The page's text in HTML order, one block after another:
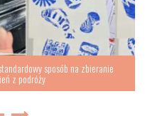
sposób na zbieranie
z podróży